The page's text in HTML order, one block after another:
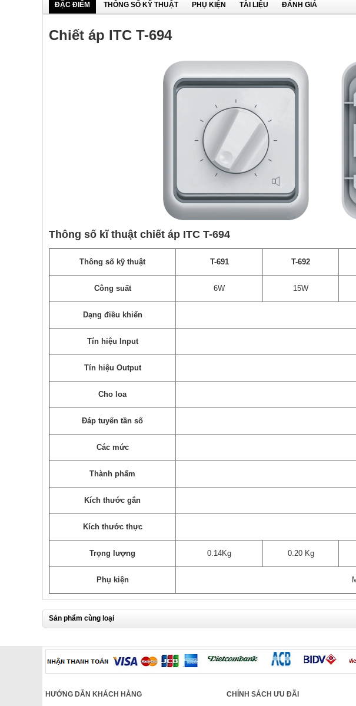
ĐẶC ĐIỂM THÔNG SỐ KỸ THUẬT PHỤ KIỆN TÀI LIỆU ĐÁNH GIÁ
Chiết áp ITC T-694
Thông số kĩ thuật chiết áp ITC T-694
Thông số kỹ thuật T-691 T-692
Công suất 6W 15W
Dạng điều khiển
Tín hiệu Input
Tín hiệu Output
Cho loa
Đáp tuyến tần số
Các mức
Thành phẩm
Kích thước gắn
Kích thước thực
Trọng lượng 0.14Kg 0.20 Kg
Phụ kiện
Sản phẩm cùng loại
HƯỚNG DẪN KHÁCH HÀNG CHÍNH SÁCH ƯU ĐÃI